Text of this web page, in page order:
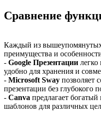
Сравнение
Каждый из вышеупомянутых
преимущества и
- Google Презентации легко
удобно для хранения и
- Microsoft Sway позволяет
презентации без глубокого
- Canva предлагает
шаблонов для различных